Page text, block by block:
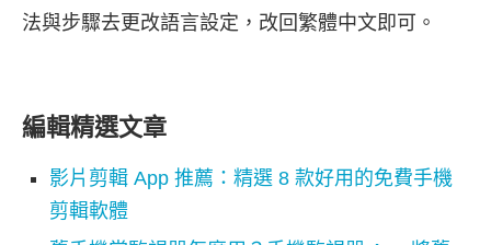
法與步驟去更改語言設定，改回繁體中文即可。
編輯精選文章
影片剪輯 App 推薦：精選 8 款好用的免費手機
剪輯軟體